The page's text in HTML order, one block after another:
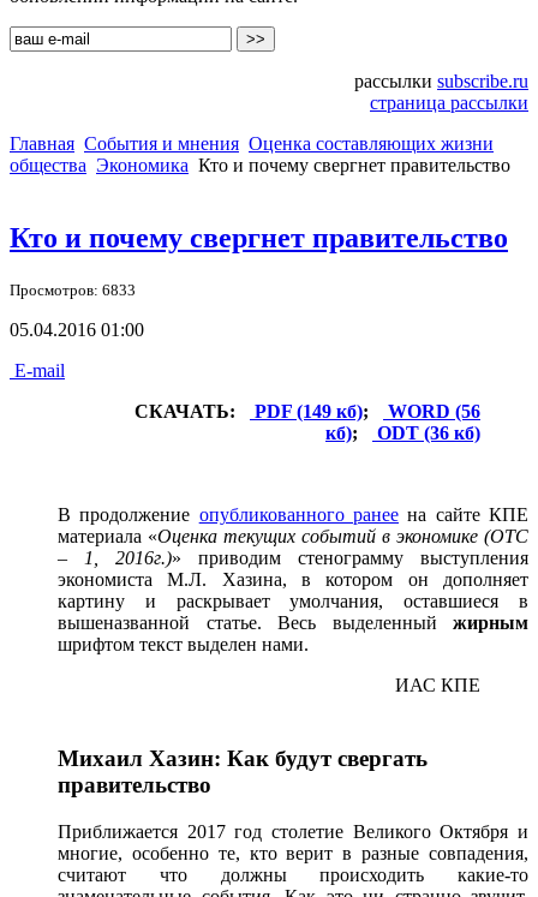
рассылки subscribe.ru
страница рассылки
Главная События и мнения Оценка составляющих жизни
общества Экономика Кто и почему свергнет правительство
Кто и почему свергнет правительство
Просмотров: 6833
05.04.2016 01:00
E-mail
СКАЧАТЬ:
PDF (149 кб);
WORD (56
кб); ODT (36 кб)
В продолжение опубликованного ранее на сайте КПЕ
материала «Оценка текущих событий в экономике (ОТС
– 1, 2016г.)» приводим стенограмму выступления
экономиста М.Л. Хазина, в котором он дополняет
картину и раскрывает умолчания, оставшиеся в
вышеназванной статье. Весь выделенный жирным
шрифтом текст выделен нами.
ИАС КПЕ
Михаил Хазин: Как будут свергать
правительство
Приближается 2017 год столетие Великого Октября и
многие, особенно те, кто верит в разные совпадения,
считают что должны происходить какие-то